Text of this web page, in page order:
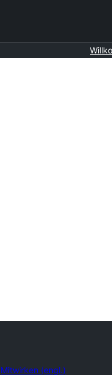
Mitwirken (engl.)